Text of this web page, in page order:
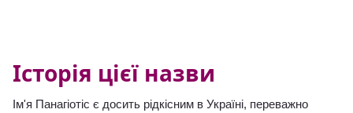
Історія цієї назви
Ім'я Панагіотіс є досить рідкісним в Україні, переважно